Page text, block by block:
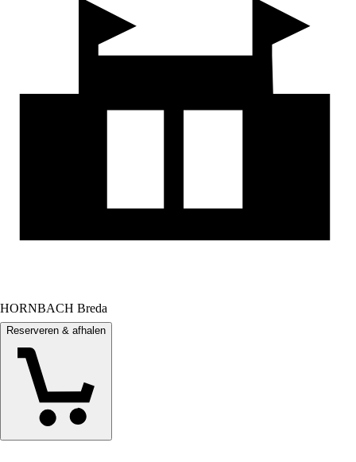
HORNBACH Breda
Reserveren & afhalen